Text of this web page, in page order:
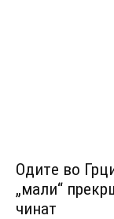
Одитe во
„мали“
чинат